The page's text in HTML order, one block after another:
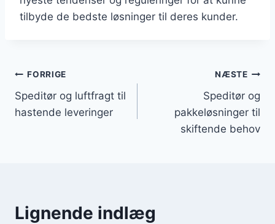
tilbyde de bedste løsninger til deres kunder.
Indlægsnavigation
FORRIGE
Speditør og luftfragt til
hastende leveringer
NÆSTE
Speditør og
pakkeløsninger til
skiftende behov
Lignende indlæg